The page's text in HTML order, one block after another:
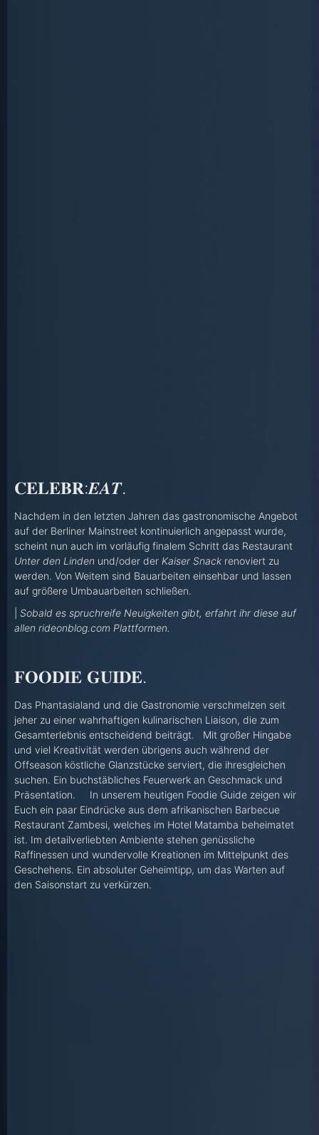
𝐂𝐄𝐋𝐄𝐁𝐑:𝑬𝑨𝑻.
Nachdem in den letzten Jahren das gastronomische Angebot
auf der Berliner Mainstreet kontinuierlich angepasst wurde,
scheint nun auch im vorläufig finalem Schritt das Restaurant
Unter den Linden und/oder der Kaiser Snack renoviert zu
werden. Von Weitem sind Bauarbeiten einsehbar und lassen
auf größere Umbauarbeiten schließen.
Sobald es spruchreife Neuigkeiten gibt, erfahrt ihr diese auf
allen rideonblog.com Plattformen.
𝐅𝐎𝐎𝐃𝐈𝐄 𝐆𝐔𝐈𝐃𝐄.
Das Phantasialand und die Gastronomie verschmelzen seit
jeher zu einer wahrhaftigen kulinarischen Liaison, die zum
Gesamterlebnis entscheidend beiträgt. Mit großer Hingabe
und viel Kreativität werden übrigens auch während der
Offseason köstliche Glanzstücke serviert, die ihresgleichen
suchen. Ein buchstäbliches Feuerwerk an Geschmack und
Präsentation. In unserem heutigen Foodie Guide zeigen wir
Euch ein paar Eindrücke aus dem afrikanischen Barbecue
Restaurant Zambesi, welches im Hotel Matamba beheimatet
ist. Im detailverliebten Ambiente stehen genüssliche
Raffinessen und wundervolle Kreationen im Mittelpunkt des
Geschehens. Ein absoluter Geheimtipp, um das Warten auf
den Saisonstart zu verkürzen.